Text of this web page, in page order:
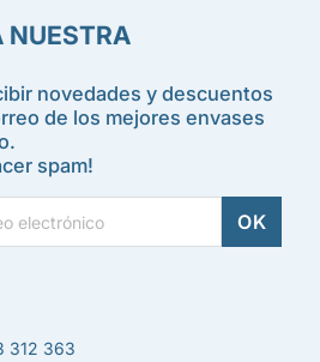
NUESTRA
novedades y descuentos
de los mejores envases
spam!
312 363